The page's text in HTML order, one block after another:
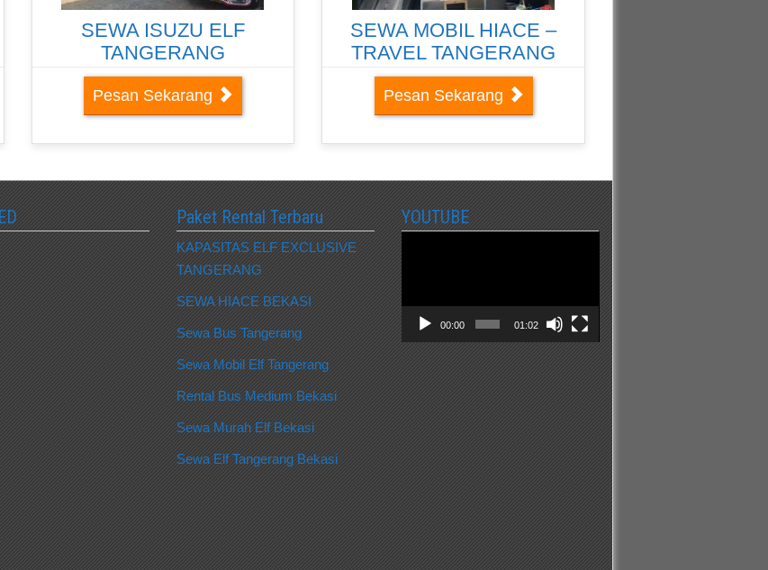
SEWA ISUZU ELF
TANGERANG
Pesan Sekarang
SEWA MOBIL HIACE –
TRAVEL TANGERANG
Pesan Sekarang
Paket Rental Terbaru
KAPASITAS ELF EXCLUSIVE
TANGERANG
SEWA HIACE BEKASI
Sewa Bus Tangerang
Sewa Mobil Elf Tangerang
Rental Bus Medium Bekasi
Sewa Murah Elf Bekasi
Sewa Elf Tangerang Bekasi
YOUTUBE
00:00 01:02